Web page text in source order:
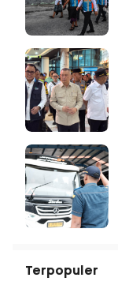
Terpopuler